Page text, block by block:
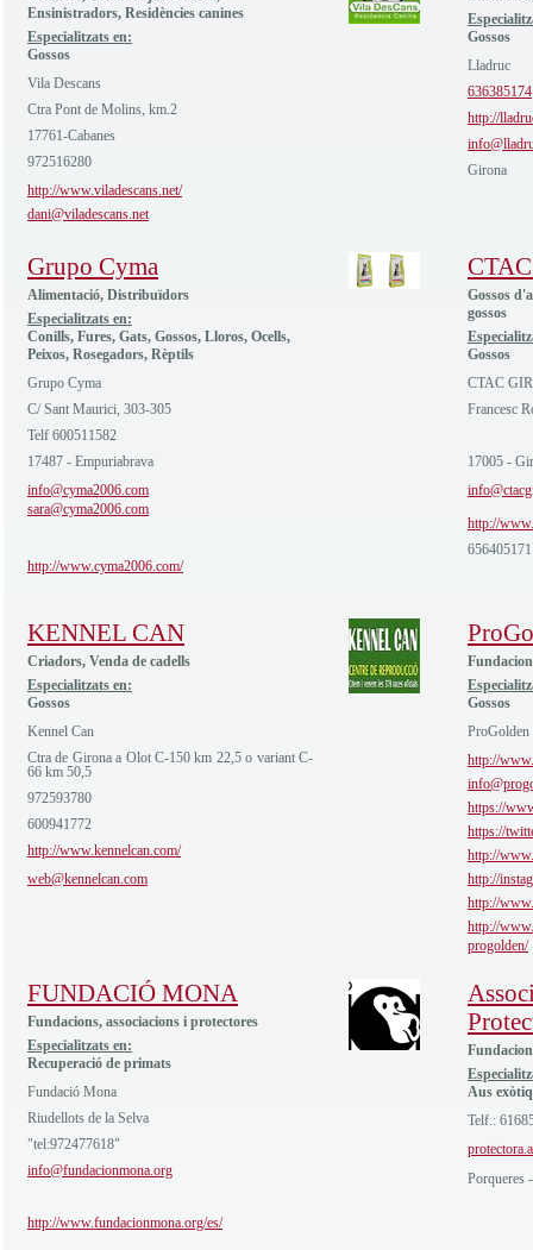
Ensinistradors, Residències canines
Especialitzats en:
Gossos
Vila Descans
Ctra Pont de Molins, km.2
17761-Cabanes
972516280
http://www.viladescans.net/
dani@viladescans.net
Gossos
Lladruc
636385174
http://
Girona
Grupo Cyma
Alimentació, Distribuïdors
Especialitzats en:
Conills, Fures, Gats, Gossos, Lloros, Ocells,
Peixos, Rosegadors, Rèptils
Grupo Cyma
C/ Sant Maurici, 303-305
Telf 600511582
17487 - Empuriabrava
info@cyma2006.com
sara@cyma2006.com
http://www.cyma2006.com/
Gossos
gossos
Gossos
CTAC
Francesc
17005 -
http://
656405171
KENNEL CAN
Criadors, Venda de cadells
Especialitzats en:
Gossos
Kennel Can
Ctra de Girona a Olot C-150 km 22,5 o variant C-
66 km 50,5
972593780
600941772
http://www.kennelcan.com/
web@kennelcan.com
Gossos
ProGolden
http://
https://
https://
http://
http://
http://
http://
progolden/
FUNDACIÓ MONA
Fundacions, associacions i protectores
Especialitzats en:
Recuperació de primats
Fundació Mona
Riudellots de la Selva
"tel:972477618"
info@fundacionmona.org
http://www.fundacionmona.org/es/
Aus
Telf.:
Porqueres